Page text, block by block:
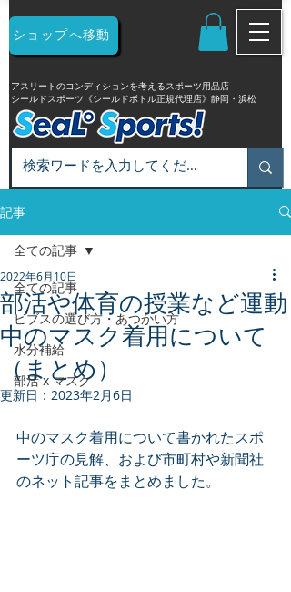
アスリートのコンディションを考えるスポーツ用品店
シールドスポーツ《シールドボトル正規代理店》静岡・浜松
ショップへ移動
記事
全ての記事
ビブスの選び方・あつかい方
水分補給
部活 x マスク
全ての記事
部活や体育の授業など運動
中のマスク着用について
（まとめ）
2022年6月10日
更新日： 2023年2月6日
中のマスク着用について書かれたスポ
ーツ庁の見解、および市町村や新聞社
のネット記事をまとめました。